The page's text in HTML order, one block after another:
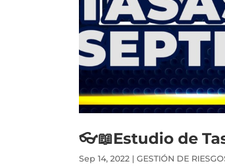
👓📖Estudio de
Sep 14, 2022 |GESTIÓN DE